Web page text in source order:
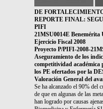
DE
REPORTE FINAL:
PIFI
21MSU0014E
Ejercicio Fiscal 2008
Proyecto P/PIFI-2008-
Aseguramiento de los
competitividad
los PE ofertados por la
Valoración General del
Se ha alcanzado el 90% del
de que en algunas de las
han logrado por causas